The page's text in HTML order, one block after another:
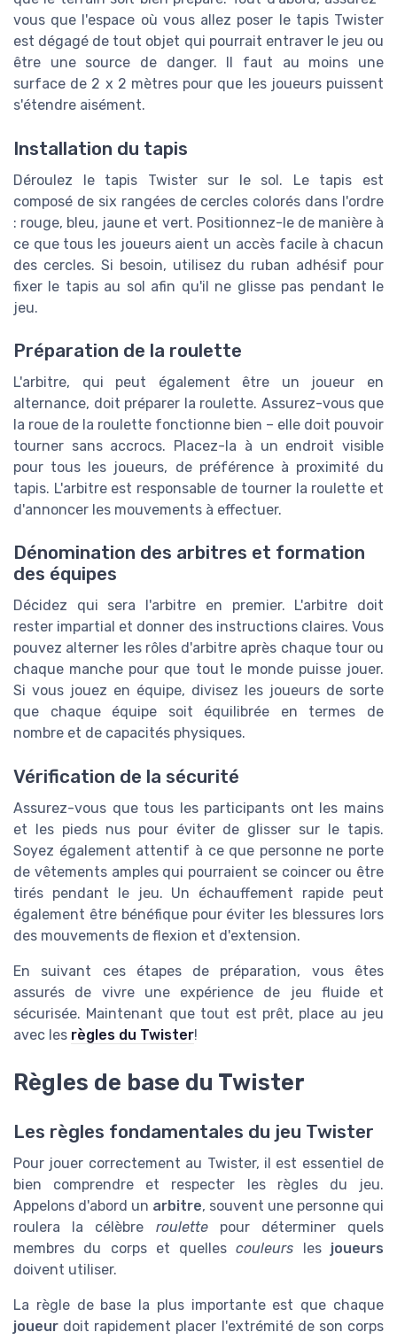
vous que l'espace où vous allez poser le tapis Twister
est dégagé de tout objet qui pourrait entraver le jeu ou
être une source de danger. Il faut au moins une
surface de 2 x 2 mètres pour que les joueurs puissent
s'étendre aisément.
Installation du tapis
Déroulez le tapis Twister sur le sol. Le tapis est
composé de six rangées de cercles colorés dans l'ordre
: rouge, bleu, jaune et vert. Positionnez-le de manière à
ce que tous les joueurs aient un accès facile à chacun
des cercles. Si besoin, utilisez du ruban adhésif pour
fixer le tapis au sol afin qu'il ne glisse pas pendant le
jeu.
Préparation de la roulette
L'arbitre, qui peut également être un joueur en
alternance, doit préparer la roulette. Assurez-vous que
la roue de la roulette fonctionne bien – elle doit pouvoir
tourner sans accrocs. Placez-la à un endroit visible
pour tous les joueurs, de préférence à proximité du
tapis. L'arbitre est responsable de tourner la roulette et
d'annoncer les mouvements à effectuer.
Dénomination des arbitres et formation
des équipes
Décidez qui sera l'arbitre en premier. L'arbitre doit
rester impartial et donner des instructions claires. Vous
pouvez alterner les rôles d'arbitre après chaque tour ou
chaque manche pour que tout le monde puisse jouer.
Si vous jouez en équipe, divisez les joueurs de sorte
que chaque équipe soit équilibrée en termes de
nombre et de capacités physiques.
Vérification de la sécurité
Assurez-vous que tous les participants ont les mains
et les pieds nus pour éviter de glisser sur le tapis.
Soyez également attentif à ce que personne ne porte
de vêtements amples qui pourraient se coincer ou être
tirés pendant le jeu. Un échauffement rapide peut
également être bénéfique pour éviter les blessures lors
des mouvements de flexion et d'extension.
En suivant ces étapes de préparation, vous êtes
assurés de vivre une expérience de jeu fluide et
sécurisée. Maintenant que tout est prêt, place au jeu
avec les règles du Twister!
Règles de base du Twister
Les règles fondamentales du jeu Twister
Pour jouer correctement au Twister, il est essentiel de
bien comprendre et respecter les règles du jeu.
Appelons d'abord un arbitre, souvent une personne qui
roulera la célèbre roulettepour déterminer quels
membres du corps et quellescouleurs les joueurs
doivent utiliser.
La règle de base la plus importante est que chaque
joueur doit rapidement placer l'extrémité de son corps